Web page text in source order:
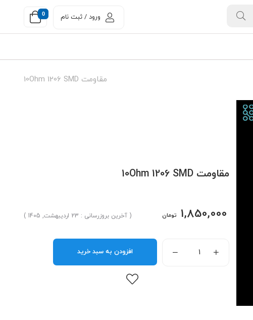
0 ورود / ثبت نام
مقاومت 10Ohm 1206 SMD
مقاومت 10Ohm 1206 SMD
1,850,000 تومان ( آخرین بروزرسانی : 23 اردیبهشت, 1405 )
افزودن به سبد خرید